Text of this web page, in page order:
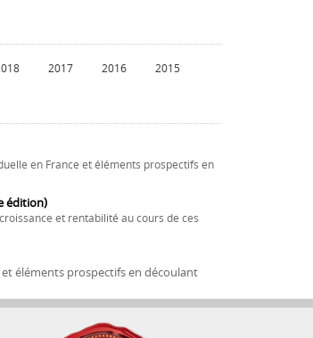
2017 2016 2015
en France et éléments prospectifs en
édition)
et rentabilité au cours de ces
et éléments prospectifs en découlant